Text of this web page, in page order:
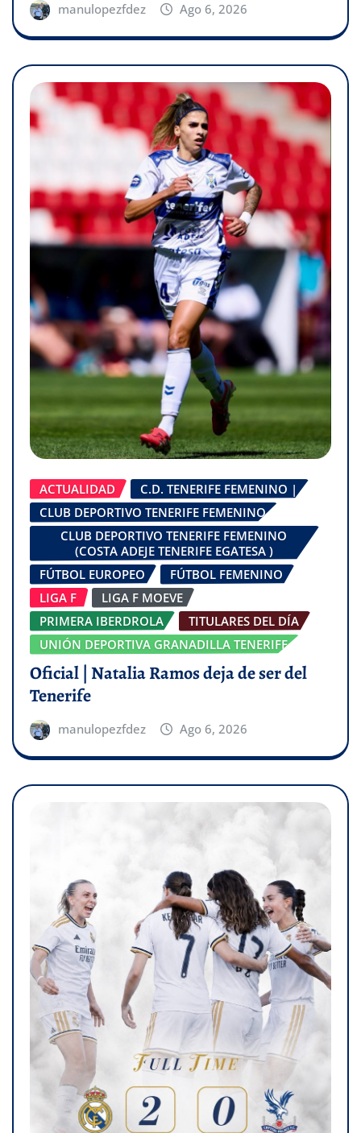
manulopezfdez Ago 6, 2026
ACTUALIDAD
C.D. TENERIFE FEMENINO |
CLUB DEPORTIVO TENERIFE FEMENINO
CLUB DEPORTIVO TENERIFE FEMENINO
(COSTA ADEJE TENERIFE EGATESA )
FÚTBOL EUROPEO
FÚTBOL FEMENINO
LIGA F
LIGA F MOEVE
PRIMERA IBERDROLA
TITULARES DEL DÍA
UNIÓN DEPORTIVA GRANADILLA TENERIFE
Oficial | Natalia Ramos deja de ser del
Tenerife
manulopezfdez Ago 6, 2026